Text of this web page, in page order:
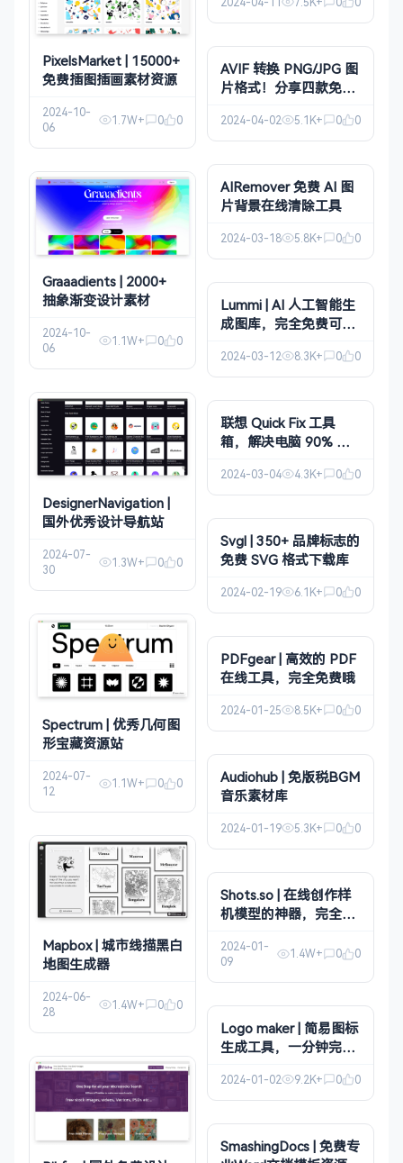
PixelsMarket | 15000+
免费插图插画素材资源
2024-10-
06
1.7W+ 0 0
Graaadients | 2000+
抽象渐变设计素材
2024-10-
06
1.1W+ 0 0
DesignerNavigation |
国外优秀设计导航站
2024-07-
30
1.3W+ 0 0
Spectrum | 优秀几何图
形宝藏资源站
2024-07-
12
1.1W+ 0 0
Mapbox | 城市线描黑白
地图生成器
2024-06-
28
1.4W+ 0 0
AVIF 转换 PNG/JPG 图
片格式！分享四款免费
2024-04-02 5.1K+ 0 0
AIRemover 免费 AI 图
片背景在线清除工具
2024-03-18 5.8K+ 0 0
Lummi | AI 人工智能生
成图库，完全免费可商
2024-03-12 8.3K+ 0 0
联想 Quick Fix 工具
箱，解决电脑 90% 问
2024-03-04 4.3K+ 0 0
Svgl | 350+ 品牌标志的
免费 SVG 格式下载库
2024-02-19 6.1K+ 0 0
PDFgear | 高效的 PDF
在线工具，完全免费哦
2024-01-25 8.5K+ 0 0
Audiohub | 免版税BGM
音乐素材库
2024-01-19 5.3K+ 0 0
Shots.so | 在线创作样
机模型的神器，完全免
2024-01-
09
1.4W+ 0 0
Logo maker | 简易图标
生成工具，一分钟完成
2024-01-02 9.2K+ 0 0
SmashingDocs | 免费专